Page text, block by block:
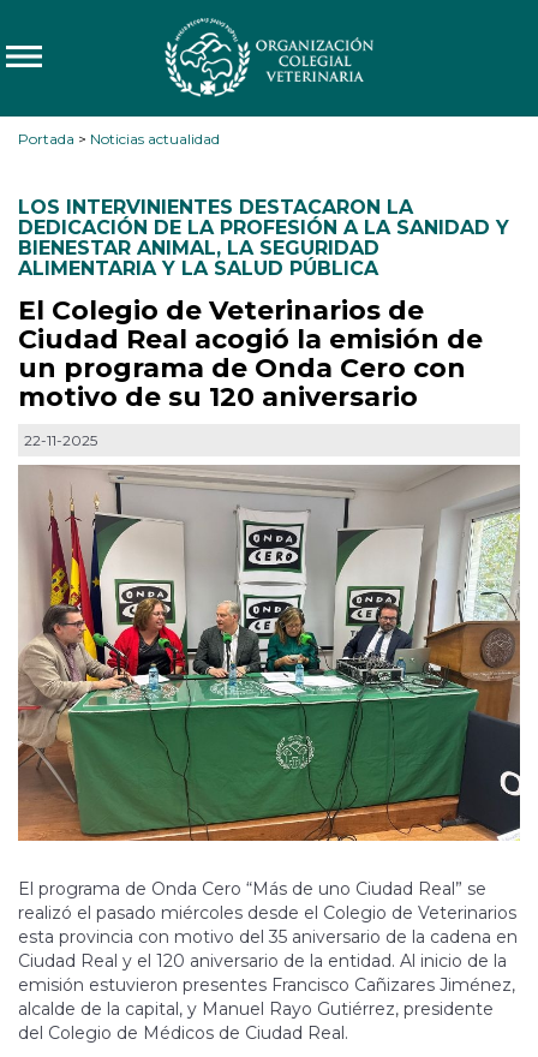
Portada > Noticias actualidad
LOS INTERVINIENTES DESTACARON LA
DEDICACIÓN DE LA PROFESIÓN A LA SANIDAD Y
BIENESTAR ANIMAL, LA SEGURIDAD
ALIMENTARIA Y LA SALUD PÚBLICA
El Colegio de Veterinarios de
Ciudad Real acogió la emisión de
un programa de Onda Cero con
motivo de su 120 aniversario
22-11-2025
El programa de Onda Cero “Más de uno Ciudad Real” se
realizó el pasado miércoles desde el Colegio de Veterinarios
esta provincia con motivo del 35 aniversario de la cadena en
Ciudad Real y el 120 aniversario de la entidad. Al inicio de la
emisión estuvieron presentes Francisco Cañizares Jiménez,
alcalde de la capital, y Manuel Rayo Gutiérrez, presidente
del Colegio de Médicos de Ciudad Real.